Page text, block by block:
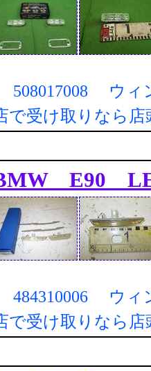
508017008 ウィ
で受け取りなら店
E90
484310006 ウィ
で受け取りなら店